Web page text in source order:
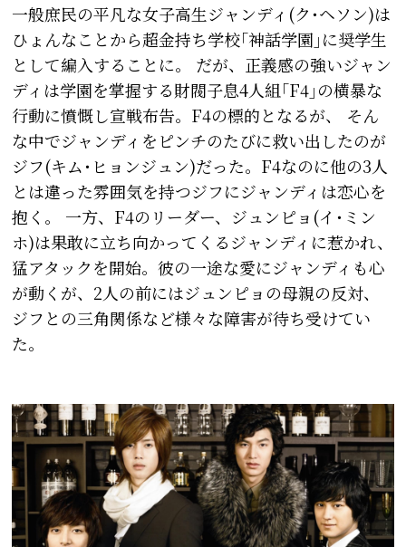
一般庶民の平凡な女子高生ジャンディ(ク･ヘソン)は
ひょんなことから超金持ち学校｢神話学園｣に奨学生
として編入することに。 だが、正義感の強いジャン
ディは学園を掌握する財閥子息4人組｢F4｣の横暴な
行動に憤慨し宣戦布告。F4の標的となるが、 そん
な中でジャンディをピンチのたびに救い出したのが
ジフ(キム･ヒョンジュン)だった。F4なのに他の3人
とは違った雰囲気を持つジフにジャンディは恋心を
抱く。 一方、F4のリーダー、ジュンピョ(イ･ミン
ホ)は果敢に立ち向かってくるジャンディに惹かれ、
猛アタックを開始。彼の一途な愛にジャンディも心
が動くが、2人の前にはジュンピョの母親の反対、
ジフとの三角関係など様々な障害が待ち受けてい
た。